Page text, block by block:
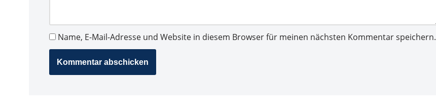
Name, E-Mail-Adresse und Website in diesem Browser für meinen nächsten Kommentar speichern.